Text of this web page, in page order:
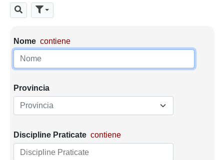
CercaParametri di ricerca
Nome contiene
Provincia
Provincia
Discipline Praticate contiene